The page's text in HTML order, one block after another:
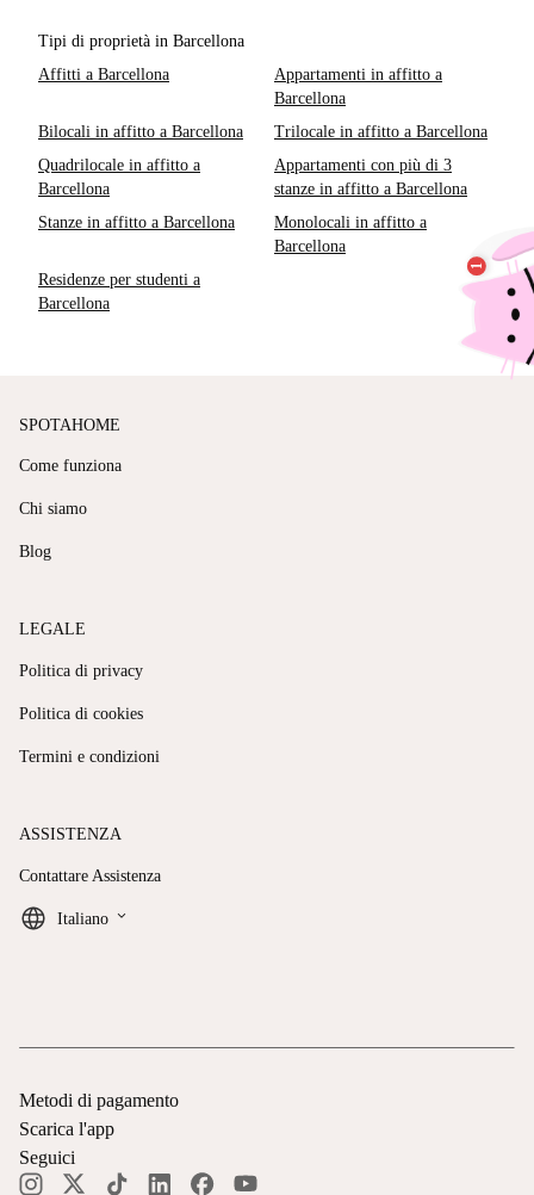
Tipi di proprietà in Barcellona
Affitti a Barcellona
Appartamenti in affitto a
Barcellona
Bilocali in affitto a Barcellona
Trilocale in affitto a Barcellona
Quadrilocale in affitto a
Barcellona
Appartamenti con più di 3
stanze in affitto a Barcellona
Stanze in affitto a Barcellona
Monolocali in affitto a
Barcellona
Residenze per studenti a
Barcellona
SPOTAHOME
Come funziona
Chi siamo
Blog
LEGALE
Politica di privacy
Politica di cookies
Termini e condizioni
ASSISTENZA
Contattare Assistenza
Italiano keyboard_arrow_down
Metodi di pagamento
Scarica l'app
Seguici